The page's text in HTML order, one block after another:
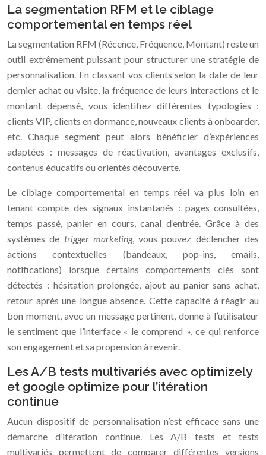
La segmentation RFM et le ciblage
comportemental en temps réel
La segmentation RFM (Récence, Fréquence, Montant) reste un
outil extrêmement puissant pour structurer une stratégie de
personnalisation. En classant vos clients selon la date de leur
dernier achat ou visite, la fréquence de leurs interactions et le
montant dépensé, vous identifiez différentes typologies :
clients VIP, clients en dormance, nouveaux clients à onboarder,
etc. Chaque segment peut alors bénéficier d’expériences
adaptées : messages de réactivation, avantages exclusifs,
contenus éducatifs ou orientés découverte.
Le ciblage comportemental en temps réel va plus loin en
tenant compte des signaux instantanés : pages consultées,
temps passé, panier en cours, canal d’entrée. Grâce à des
systèmes de trigger marketing, vous pouvez déclencher des
actions contextuelles (bandeaux, pop-ins, emails,
notifications) lorsque certains comportements clés sont
détectés : hésitation prolongée, ajout au panier sans achat,
retour après une longue absence. Cette capacité à réagir au
bon moment, avec un message pertinent, donne à l’utilisateur
le sentiment que l’interface « le comprend », ce qui renforce
son engagement et sa propension à revenir.
Les A/B tests multivariés avec optimizely
et google optimize pour l’itération
continue
Aucun dispositif de personnalisation n’est efficace sans une
démarche d’itération continue. Les A/B tests et tests
multivariés permettent de comparer différentes versions